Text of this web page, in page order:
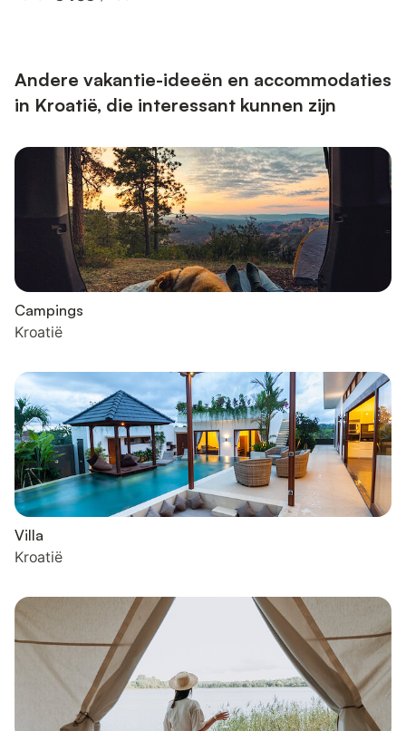
Andere vakantie-ideeën en accommodaties
in Kroatië, die interessant kunnen zijn
Campings
Kroatië
Villa
Kroatië